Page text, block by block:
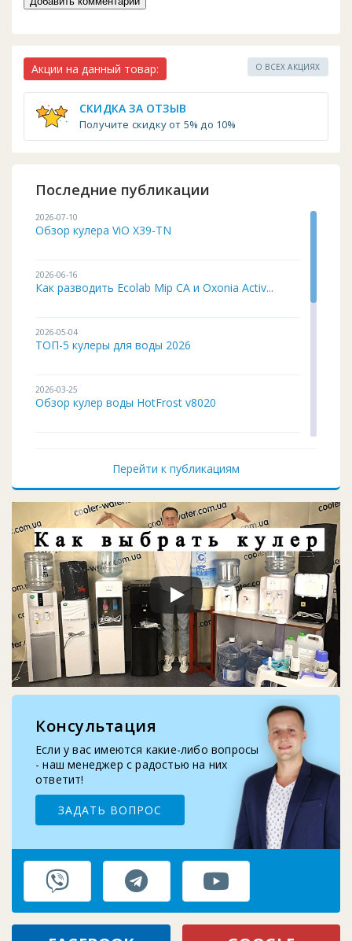
О ВСЕХ АКЦИЯХ
Акции на данный товар:
СКИДКА ЗА ОТЗЫВ
Получите скидку от 5% до 10%
Последние публикации
2026-07-10
Обзор кулера ViO X39-TN
2026-06-16
Как разводить Ecolab Mip CA и Oxonia Activ...
2026-05-04
ТОП-5 кулеры для воды 2026
2026-03-25
Обзор кулер воды HotFrost v8020
2026-01-12
Чистка и дезинфекция кулера для воды своим...
2026-01-05
Кулер воды не работает, не греет и не охла...
2025-11-07
Восстановление верхней крышки кулера
2025-10-29
Запчасти для помпы воды: шланг, носик, про...
2025-09-10
Замена бутыле-приемника кулера для воды
Перейти к публикациям
Консультация
Если у вас имеются какие-либо вопросы
- наш менеджер с радостью на них
ответит!
ЗАДАТЬ ВОПРОС